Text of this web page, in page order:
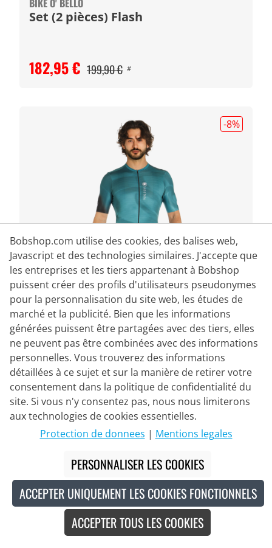
BIKE O' BELLO
Set (2 pièces) Flash
182,95 € 199,90 € #
-8%
BIKE O' BELLO
Set (2 pièces) Traccia
182,95 € 199,90 € #
Bobshop.com utilise des cookies, des balises web,
Javascript et des technologies similaires. J'accepte que
les entreprises et les tiers appartenant à Bobshop
puissent créer des profils d'utilisateurs pseudonymes
pour la personnalisation du site web, les études de
marché et la publicité. Bien que les informations
générées puissent être partagées avec des tiers, elles
ne peuvent pas être combinées avec des informations
personnelles. Vous trouverez des informations
détaillées à ce sujet et sur la manière de retirer votre
consentement dans la politique de confidentialité du
site. Si vous n'y consentez pas, nous nous limiterons
aux technologies de cookies essentielles.
Protection de donnees | Mentions legales
PERSONNALISER LES COOKIES
ACCEPTER UNIQUEMENT LES COOKIES FONCTIONNELS
ACCEPTER TOUS LES COOKIES